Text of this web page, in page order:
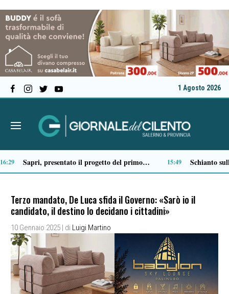
1 Agosto 2026
12:37 12:16
Terzo mandato, De Luca sfida il Governo: «Sarò io il
candidato, il destino lo decidano i cittadini»
10 Gennaio 2025 | di Luigi Martino